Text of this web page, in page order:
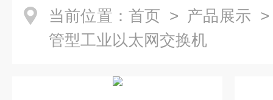
当前位置： 首页 > 产品展示
管型工业以太网交换机